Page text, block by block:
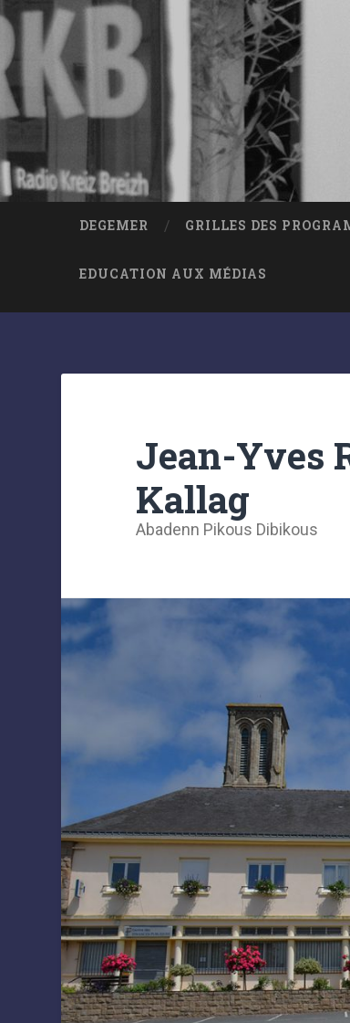
DEGEMER GRILLES DES
EDUCATION AUX MÉDIAS
Jean-Yves
Kallag
Abadenn Pikous Dibikous